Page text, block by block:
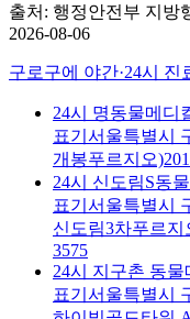
출처: 행정안전부 지방
2026-08-06
구로구에 야간·24시
24시 명동물메디
표기 서울특별시
개봉푸르지오)
24시 신도림S동
표기 서울특별시
신도림3차푸르지
3575
24시 지구촌 동물
표기 서울특별시